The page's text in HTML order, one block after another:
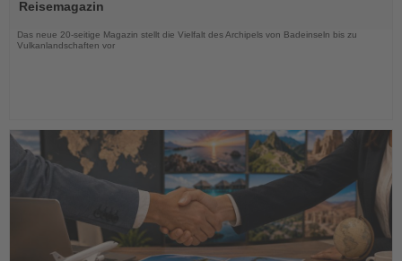
die
Nachrichten
Reisemagazin
Das neue 20-seitige Magazin stellt die Vielfalt des Archipels von Badeinseln bis zu
Vulkanlandschaften vor